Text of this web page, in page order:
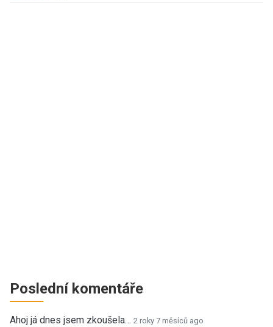
Poslední komentáře
Ahoj já dnes jsem zkoušela… 2 roky 7 měsíců ago